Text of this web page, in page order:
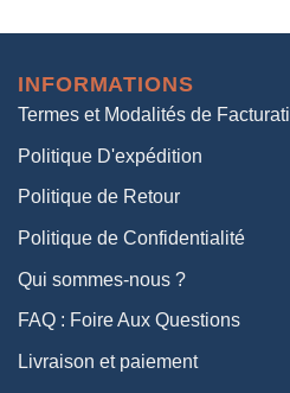
initial
38,00€.
actuel
INFORMATIONS
Termes et Modalités de
Politique D'expédition
Politique de Retour
Politique de Confidentialité
Qui sommes-nous ?
FAQ : Foire Aux Questions
Livraison et paiement